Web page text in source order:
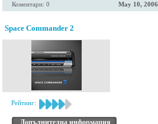
Коментари: 0
May 10, 2006
Space Commander 2
Рейтинг:
Допълнителна информация